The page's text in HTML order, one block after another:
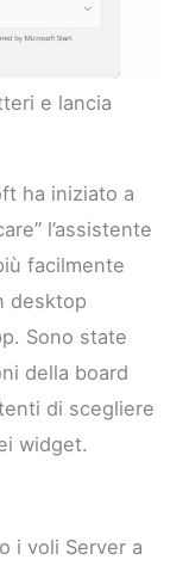
e lancia
ha iniziato a
l’assistente
facilmente
desktop
Sono state
della board
di scegliere
widget.
i voli Server a